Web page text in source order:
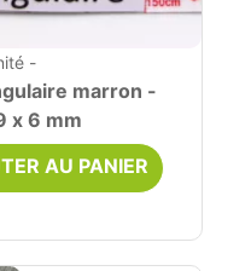
-
marron -
x 6 mm
AU PANIER